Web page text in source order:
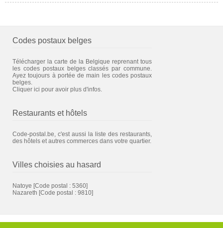
Codes postaux belges
Télécharger la carte de la Belgique reprenant tous
les codes postaux belges classés par commune.
Ayez toujours à portée de main les codes postaux
belges.
Cliquer ici pour avoir plus d'infos.
Restaurants et hôtels
Code-postal.be, c'est aussi la liste des restaurants,
des hôtels et autres commerces dans votre quartier.
Villes choisies au hasard
Natoye [Code postal : 5360]
Nazareth [Code postal : 9810]